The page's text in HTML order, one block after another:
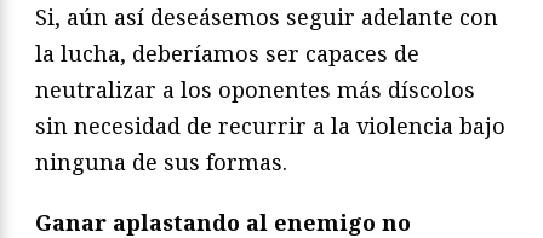
Si, aún así deseásemos seguir adelante con
la lucha, deberíamos ser capaces de
neutralizar a los oponentes más díscolos
sin necesidad de recurrir a la violencia bajo
ninguna de sus formas.
Ganar aplastando al enemigo no